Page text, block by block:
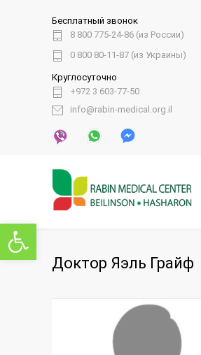
Открыть панель инструментов
Бесплатный звонок
8 800 775-24-86 (из России)
0 800 80-11-87 (из Украины)
Круглосуточно
+972 3 603-77-50
info@rabin-medical.org.il
Доктор Яэль Грайф